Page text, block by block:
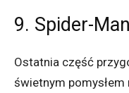
9. Spider-
Ostatnia część
świetnym